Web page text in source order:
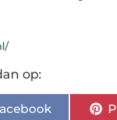
op: